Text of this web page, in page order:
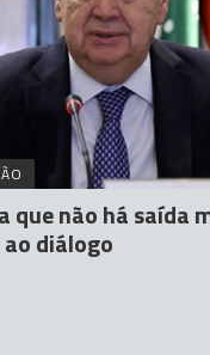
que não há saída
diálogo